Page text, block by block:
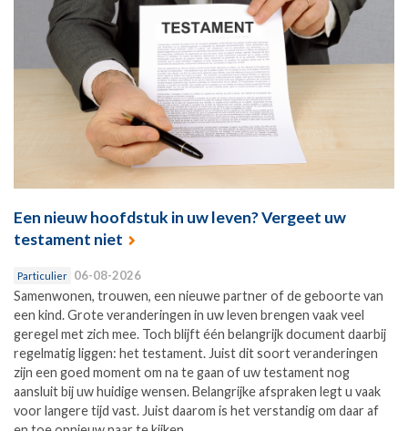
Een nieuw hoofdstuk in uw leven? Vergeet uw
testament niet
Particulier 06-08-2026
Samenwonen, trouwen, een nieuwe partner of de geboorte van
een kind. Grote veranderingen in uw leven brengen vaak veel
geregel met zich mee. Toch blijft één belangrijk document daarbij
regelmatig liggen: het testament. Juist dit soort veranderingen
zijn een goed moment om na te gaan of uw testament nog
aansluit bij uw huidige wensen. Belangrijke afspraken legt u vaak
voor langere tijd vast. Juist daarom is het verstandig om daar af